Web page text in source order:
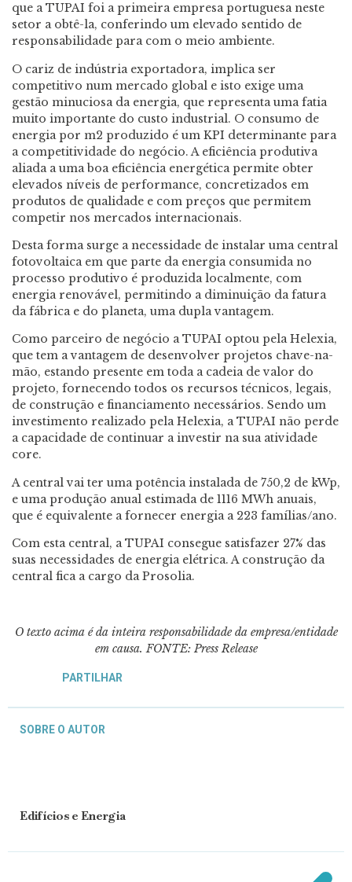
que a TUPAI foi a primeira empresa portuguesa neste
setor a obtê-la, conferindo um elevado sentido de
responsabilidade para com o meio ambiente.
O cariz de indústria exportadora, implica ser
competitivo num mercado global e isto exige uma
gestão minuciosa da energia, que representa uma fatia
muito importante do custo industrial. O consumo de
energia por m2 produzido é um KPI determinante para
a competitividade do negócio. A eficiência produtiva
aliada a uma boa eficiência energética permite obter
elevados níveis de performance, concretizados em
produtos de qualidade e com preços que permitem
competir nos mercados internacionais.
Desta forma surge a necessidade de instalar uma central
fotovoltaica em que parte da energia consumida no
processo produtivo é produzida localmente, com
energia renovável, permitindo a diminuição da fatura
da fábrica e do planeta, uma dupla vantagem.
Como parceiro de negócio a TUPAI optou pela Helexia,
que tem a vantagem de desenvolver projetos chave-na-
mão, estando presente em toda a cadeia de valor do
projeto, fornecendo todos os recursos técnicos, legais,
de construção e financiamento necessários. Sendo um
investimento realizado pela Helexia, a TUPAI não perde
a capacidade de continuar a investir na sua atividade
core.
A central vai ter uma potência instalada de 750,2 de kWp,
e uma produção anual estimada de 1116 MWh anuais,
que é equivalente a fornecer energia a 223 famílias/ano.
Com esta central, a TUPAI consegue satisfazer 27% das
suas necessidades de energia elétrica. A construção da
central fica a cargo da Prosolia.
O texto acima é da inteira responsabilidade da empresa/entidade
em causa. FONTE: Press Release
PARTILHAR
SOBRE O AUTOR
Edifícios e Energia